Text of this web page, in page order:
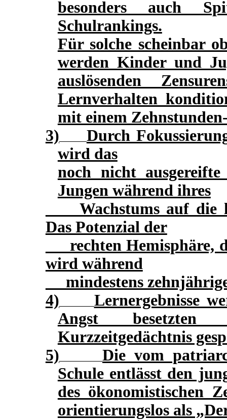
besonders auch
Schulrankings.
Für solche scheinbar
werden Kinder und
auslösenden
Lernverhalten
mit einem
3)
Durch
wird das
noch nicht
Jungen während ihres
Wachstums auf die
Das Potenzial der
rechten Hemisphäre,
wird während
mindestens
4)
Lernergebnisse
Angst
Kurzzeitgedächtnis
5)
Die vom
Schule entlässt den
des ökonomistischen
orientierungslos als